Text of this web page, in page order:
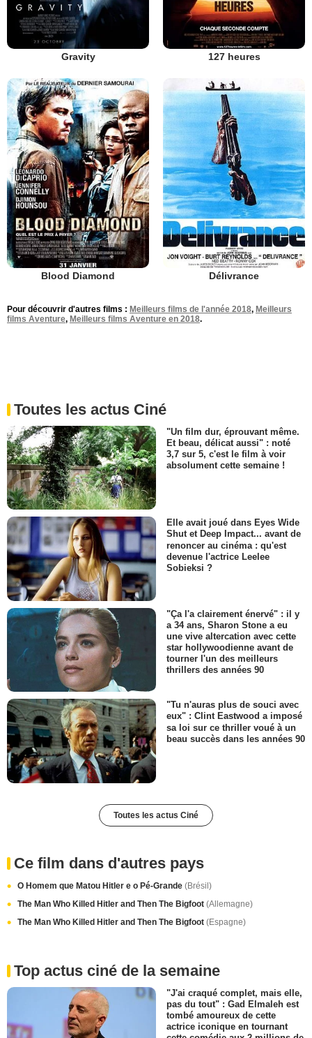
Gravity 127 heures
Blood Diamond Délivrance
Pour découvrir d'autres films : Meilleurs films de l'année 2018, Meilleurs
films Aventure, Meilleurs films Aventure en 2018.
Toutes les actus Ciné
"Un film dur, éprouvant même.
Et beau, délicat aussi" : noté
3,7 sur 5, c'est le film à voir
absolument cette semaine !
Elle avait joué dans Eyes Wide
Shut et Deep Impact... avant de
renoncer au cinéma : qu'est
devenue l'actrice Leelee
Sobieksi ?
"Ça l'a clairement énervé" : il y
a 34 ans, Sharon Stone a eu
une vive altercation avec cette
star hollywoodienne avant de
tourner l'un des meilleurs
thrillers des années 90
"Tu n'auras plus de souci avec
eux" : Clint Eastwood a imposé
sa loi sur ce thriller voué à un
beau succès dans les années 90
Toutes les actus Ciné
Ce film dans d'autres pays
O Homem que Matou Hitler e o Pé-Grande (Brésil)
The Man Who Killed Hitler and Then The Bigfoot (Allemagne)
The Man Who Killed Hitler and Then The Bigfoot (Espagne)
Top actus ciné de la semaine
"J'ai craqué complet, mais elle,
pas du tout" : Gad Elmaleh est
tombé amoureux de cette
actrice iconique en tournant